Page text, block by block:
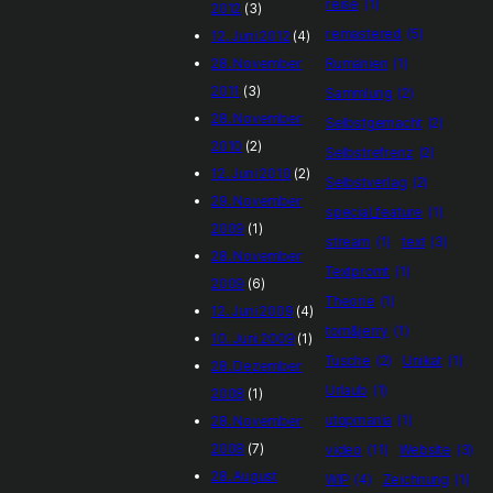
2012 (3)
12. Juni 2012 (4)
28. November
2011 (3)
28. November
2010 (2)
12. Juni 2010 (2)
29. November
2009 (1)
28. November
2009 (6)
12. Juni 2009 (4)
10. Juni 2009 (1)
28. Dezember
2008 (1)
28. November
2008 (7)
28. August
reise (1)
remastered (5)
Rumänien (1)
Sammlung (2)
Selbstgemacht (2)
Selbstrefrenz (2)
Selbstverlag (2)
special_feature (1)
stream (1) text (3)
Textpromt (1)
Theorie (1)
tom&jerry (1)
Tusche (2) Unikat (1)
Urlaub (1)
utopmania (1)
video (11) Website (3)
WIP (4) Zeichnung (1)